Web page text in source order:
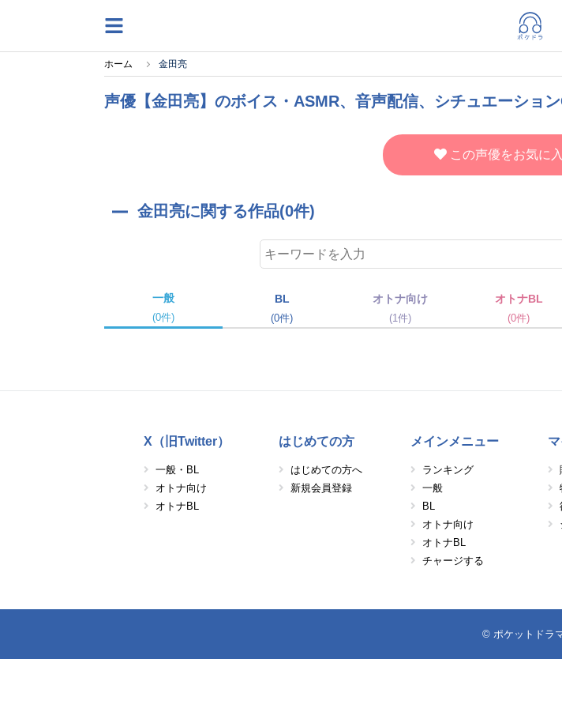
ホーム 金田亮
声優【金田亮】のボイス・ASMR、音声配信、シチュエーショ
この声優をお気に
金田亮に関する作品(0件)
一般
(0件)
BL
(0件)
オトナ向け
(1件)
オトナBL
(0件)
X（旧Twitter）
一般・BL
オトナ向け
オトナBL
はじめての方
はじめての方へ
新規会員登録
メインメニュー
ランキング
一般
BL
オトナ向け
オトナBL
チャージする
© ポケットドラ